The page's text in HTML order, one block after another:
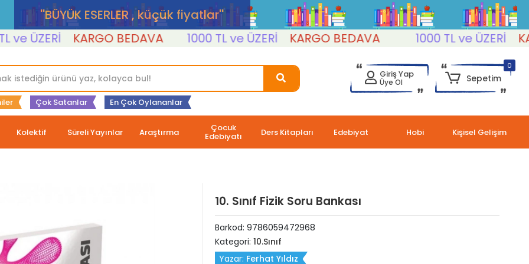
''BÜYÜK ESERLER , küçük fiyatlar''
ÜZERİ KARGO BEDAVA 1000 TL ve ÜZERİ KARGO BEDAVA 1000 TL ve ÜZERİ
Çok Satanlar En Çok Oylananlar
Giriş Yap
Üye Ol
0
Sepetim
Kolektif Süreli Yayınlar Araştırma Çocuk
Edebiyatı Ders Kitapları Edebiyat Hobi Kişisel Gelişim
10. Sınıf Fizik Soru Bankası
Barkod: 9786059472968
Kategori: 10.Sınıf
Yazar: Ferhat Yıldız